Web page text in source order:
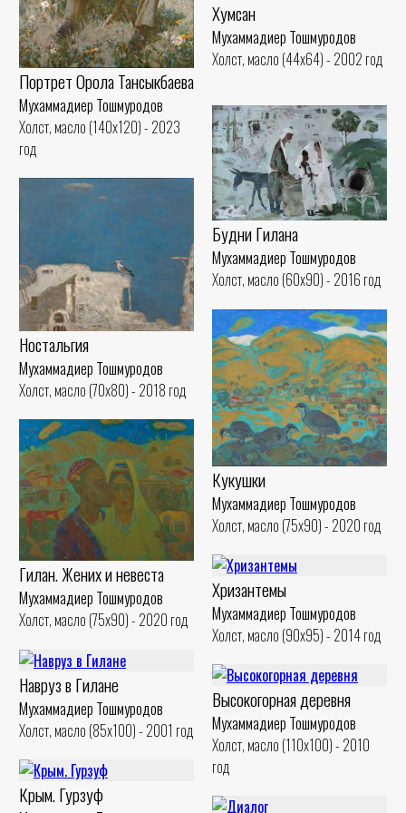
Портрет Орола Тансыкбаева
Мухаммадиер Тошмуродов
Холст, масло (140x120) - 2023
год
Хумсан
Мухаммадиер Тошмуродов
Холст, масло (44x64) - 2002 год
Будни Гилана
Мухаммадиер Тошмуродов
Холст, масло (60x90) - 2016 год
Ностальгия
Мухаммадиер Тошмуродов
Холст, масло (70x80) - 2018 год
Кукушки
Мухаммадиер Тошмуродов
Холст, масло (75x90) - 2020 год
Гилан. Жених и невеста
Мухаммадиер Тошмуродов
Холст, масло (75x90) - 2020 год
Хризантемы
Мухаммадиер Тошмуродов
Холст, масло (90x95) - 2014 год
Навруз в Гилане
Мухаммадиер Тошмуродов
Холст, масло (85x100) - 2001 год
Высокогорная деревня
Мухаммадиер Тошмуродов
Холст, масло (110x100) - 2010
год
Крым. Гурзуф